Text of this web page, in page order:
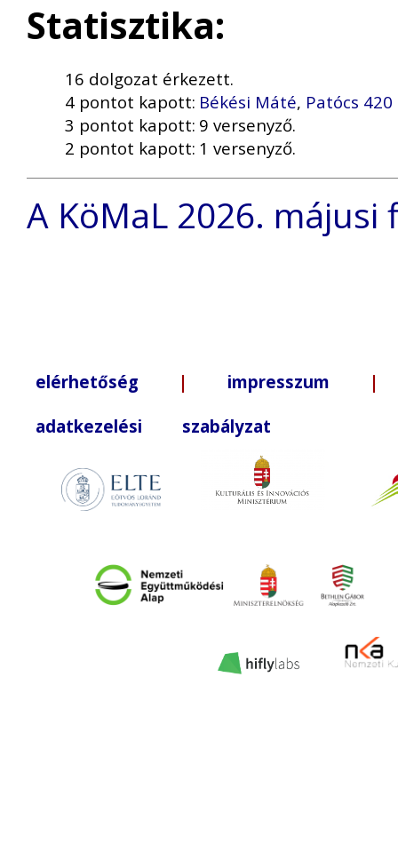
Statisztika:
16 dolgozat érkezett.
4 pontot kapott: Békési Máté, Patócs
3 pontot kapott: 9 versenyző.
2 pontot kapott: 1 versenyző.
A KöMaL 2026.
elérhetőség | impresszum |
adatkezelési szabályzat